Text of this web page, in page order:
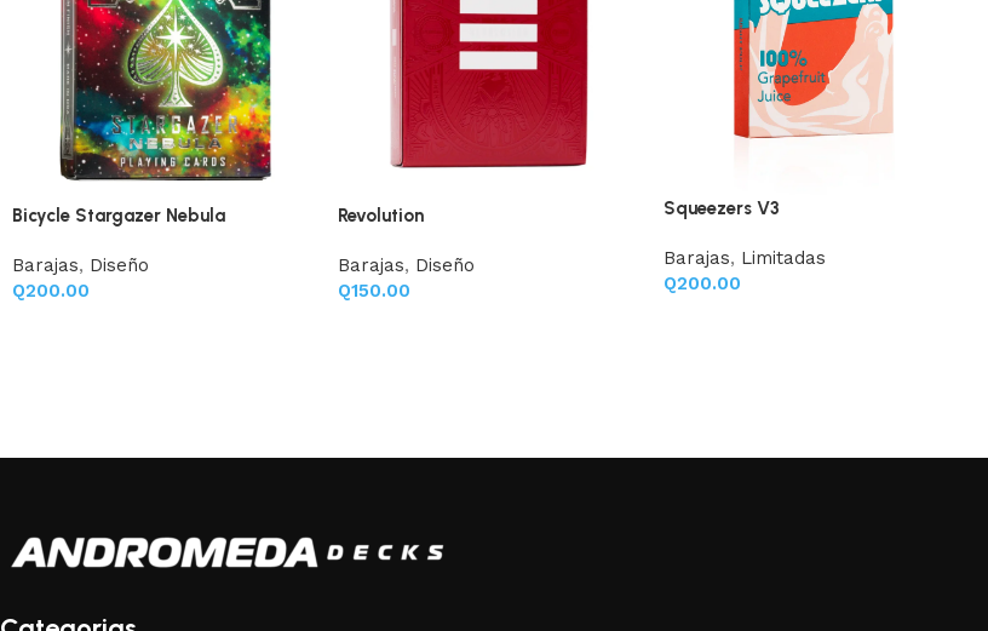
Bicycle Stargazer Nebula
Barajas, Diseño
Q200.00
Revolution
Barajas, Diseño
Q150.00
Squeezers V3
Barajas, Limitadas
Q200.00